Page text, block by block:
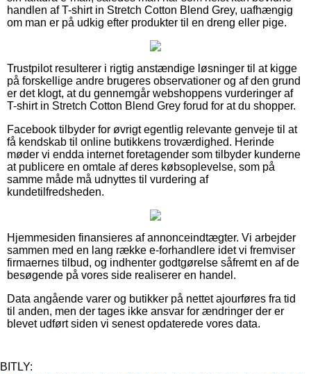
handlen af T-shirt in Stretch Cotton Blend Grey, uafhængig
om man er på udkig efter produkter til en dreng eller pige.
Trustpilot resulterer i rigtig anstændige løsninger til at kigge
på forskellige andre brugeres observationer og af den grund
er det klogt, at du gennemgår webshoppens vurderinger af
T-shirt in Stretch Cotton Blend Grey forud for at du shopper.
Facebook tilbyder for øvrigt egentlig relevante genveje til at
få kendskab til online butikkens troværdighed. Herinde
møder vi endda internet foretagender som tilbyder kunderne
at publicere en omtale af deres købsoplevelse, som på
samme måde må udnyttes til vurdering af
kundetilfredsheden.
Hjemmesiden finansieres af annonceindtægter. Vi arbejder
sammen med en lang række e-forhandlere idet vi fremviser
firmaernes tilbud, og indhenter godtgørelse såfremt en af de
besøgende på vores side realiserer en handel.
Data angående varer og butikker på nettet ajourføres fra tid
til anden, men der tages ikke ansvar for ændringer der er
blevet udført siden vi senest opdaterede vores data.
BITLY: